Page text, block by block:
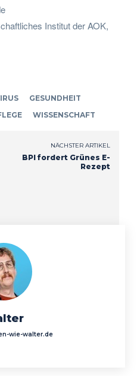
Institut der AOK,
GESUNDHEIT
WISSENSCHAFT
NÄCHSTER ARTIKEL
BPI fordert Grünes E-
Rezept
wie-walter.de